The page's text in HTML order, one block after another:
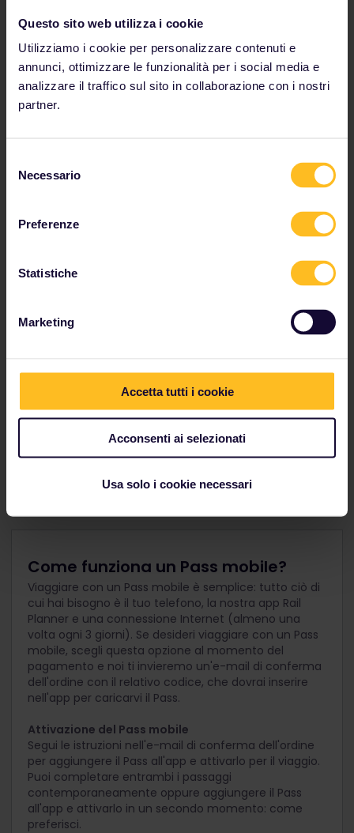
Questo sito web utilizza i cookie
Utilizziamo i cookie per personalizzare contenuti e
annunci, ottimizzare le funzionalità per i social media e
analizzare il traffico sul sito in collaborazione con i nostri
partner.
delNecessario
Preferenze
Statistiche
Marketing
Accetta tutti i cookie
Acconsenti ai selezionati
Usa solo i cookie necessari
Polonia
Portogallo
Romania
Slovenia
Svezia
Turchia
Come funziona un Pass mobile?
Viaggiare con un Pass mobile è semplice: tutto ciò di
cui hai bisogno è il tuo telefono, la nostra app Rail
Planner e una connessione Internet (almeno una
volta ogni 3 giorni). Se desideri viaggiare con un Pass
mobile, scegli questa opzione al momento del
pagamento e noi ti invieremo un'e-mail di conferma
dell'ordine con il relativo codice, che dovrai inserire
nell'app per caricarvi il Pass.
Attivazione del Pass mobile
Segui le istruzioni nell'e-mail di conferma dell'ordine
per aggiungere il Pass all'app e attivarlo per il viaggio.
Puoi completare entrambi i passaggi
contemporaneamente oppure aggiungere il Pass
all'app e attivarlo in un secondo momento: come
preferisci.